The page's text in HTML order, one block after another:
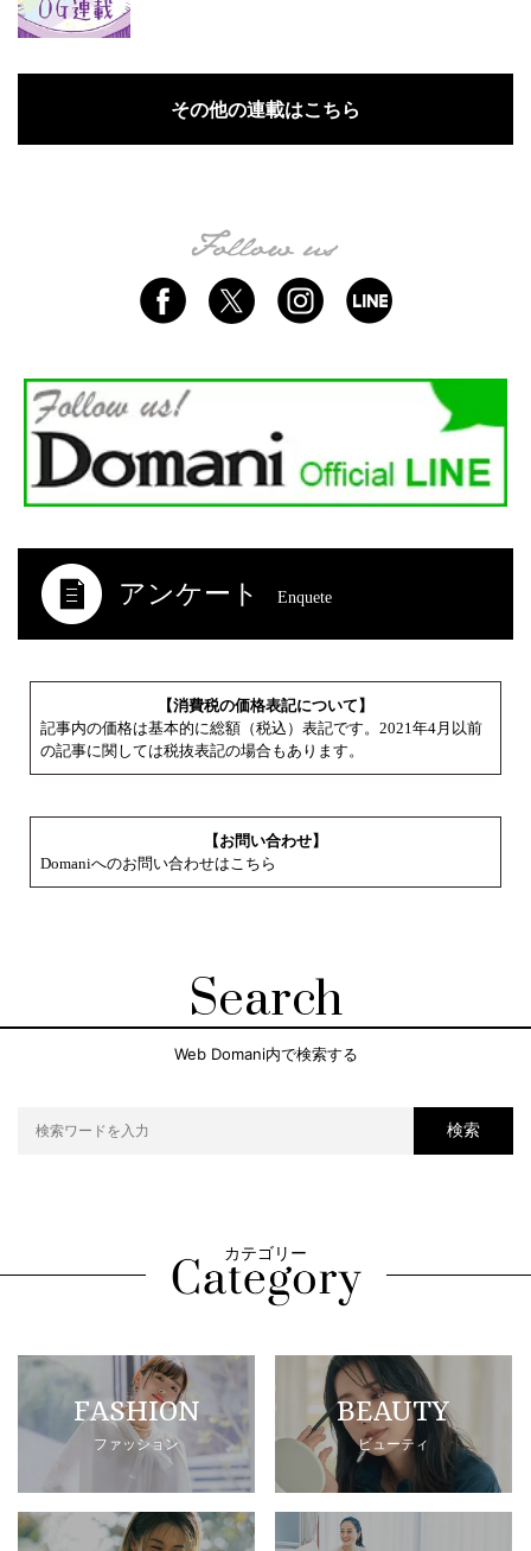
その他の連載はこちら
アンケート Enquete
【消費税の価格表記について】
記事内の価格は基本的に総額（税込）表記です。2021年4月以前
の記事に関しては税抜表記の場合もあります。
【お問い合わせ】
Domaniへのお問い合わせはこちら
Search
Web Domani内で検索する
検索
カテゴリー
FASHION
ファッション
BEAUTY
ビューティ